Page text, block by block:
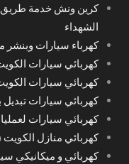
كرين ونش خدمة طريق
الشهداء
كهرباء سيارات وبنشر
كهربائي سيارات الكويت -
كهربائي سيارات الكويت
كهربائي سيارات
كهربائي سيارات
كهربائي منازل الكويت 65742444
كهربائي و ميكانيكي